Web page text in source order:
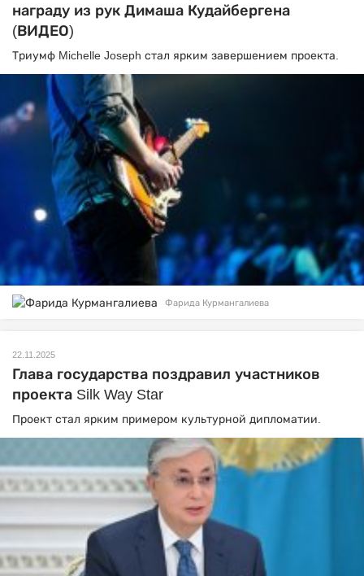
награду из рук Димаша Кудайбергена
(ВИДЕО)
Триумф Michelle Joseph стал ярким завершением проекта.
Фарида Курмангалиева
22.11.2025
Глава государства поздравил участников
проекта Silk Way Star
Проект стал ярким примером культурной дипломатии.